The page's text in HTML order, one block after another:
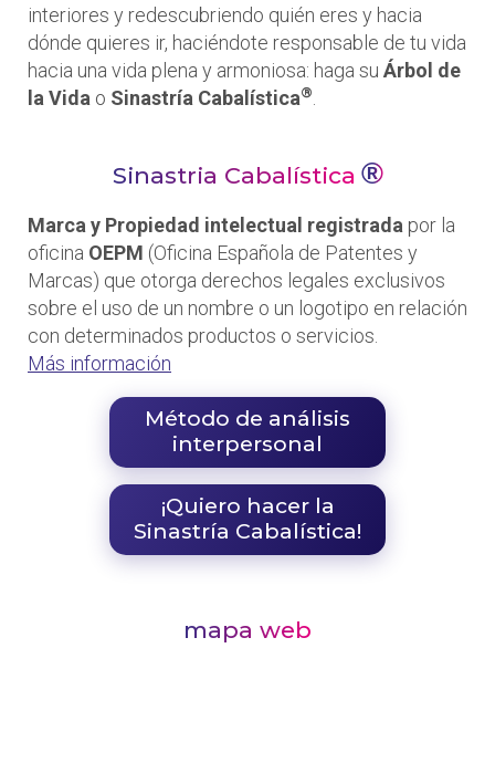
interiores y redescubriendo quién eres y hacia
dónde quieres ir, haciéndote responsable de tu vida
hacia una vida plena y armoniosa: haga su Árbol de
la Vida o Sinastría Cabalística®
Sinastria Cabalística ®
Marca y Propiedad intelectual registrada por la
oficina OEPM (Oficina Española de Patentes y
Marcas) que otorga derechos legales exclusivos
sobre el uso de un nombre o un logotipo en relación
con determinados productos o servicios.
Más información
Método de análisis
interpersonal
¡Quiero hacer la
Sinastría Cabalística!
mapa web